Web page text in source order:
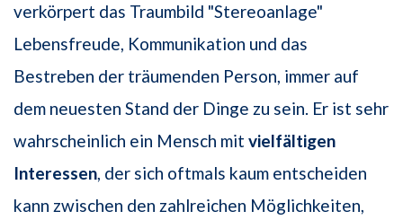
verkörpert das Traumbild "Stereoanlage"
Lebensfreude, Kommunikation und das
Bestreben der träumenden Person, immer auf
dem neuesten Stand der Dinge zu sein. Er ist sehr
wahrscheinlich ein Mensch mit vielfältigen
Interessen, der sich oftmals kaum entscheiden
kann zwischen den zahlreichen Möglichkeiten,